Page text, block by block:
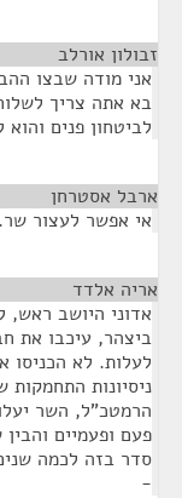
זבולון אורלב
אני מודה שבצו
בא אתה צריך
לביטחון פנים
ארבל אסטרחן
אי אפשר לעצור שר.
אריה אלדד
אדוני היושב ראש,
ביצהר, עיכבו את
לעלות. לא הכניסו
ניסיונות
הרמטכ"ל, השר
פעם ופעמיים
סדר בזה לכמה
-